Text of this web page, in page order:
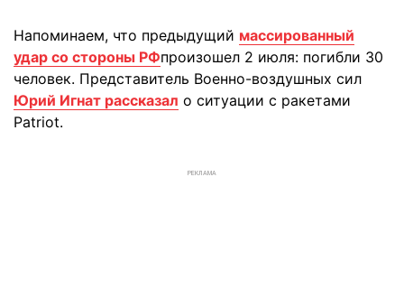
Напоминаем, что предыдущий массированный
удар со стороны РФпроизошел 2 июля: погибли 30
человек. Представитель Военно-воздушных сил
Юрий Игнат рассказал о ситуации с ракетами
Patriot.
РЕКЛАМА